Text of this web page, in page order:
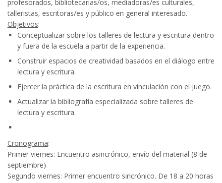
profesorados, bibliotecarias/os, mediadoras/es culturales,
talleristas, escritoras/es y público en general interesado.
Objetivos:
Conceptualizar sobre los talleres de lectura y escritura dentro
y fuera de la escuela a partir de la experiencia.
Construir espacios de creatividad basados en el diálogo entre
lectura y escritura.
Ejercer la práctica de la escritura en vinculación con el juego.
Actualizar la bibliografía especializada sobre talleres de
lectura y escritura.
Cronograma:
Primer viernes: Encuentro asincrónico, envío del material (8 de
septiembre)
Segundo viernes: Primer encuentro sincrónico. De 18 a 20 horas